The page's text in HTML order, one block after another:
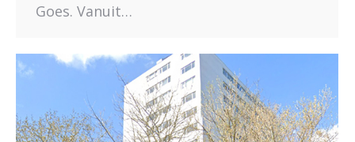
Goes. Vanuit…